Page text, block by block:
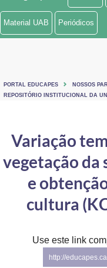
Ministério de Minas e Energia
Ministério do Turismo
Controladoria-Geral da União
Ministério da Mulher, da Família e
Secretaria-Geral
Gabinete de Segurança
Material UAB Periódicos
PORTAL EDUCAPES
NOSSOS
REPOSITÓRIO INSTITUCIONAL DA
Variação
vegetação da
e
cultura
Use este link
http://